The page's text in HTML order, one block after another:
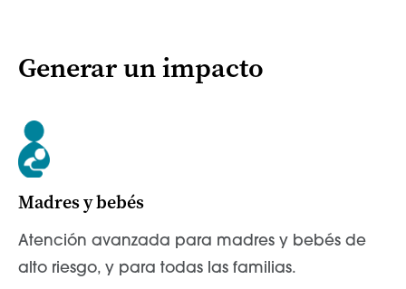
Generar un impacto
Madres y bebés
Atención avanzada para madres y bebés de
alto riesgo, y para todas las familias.